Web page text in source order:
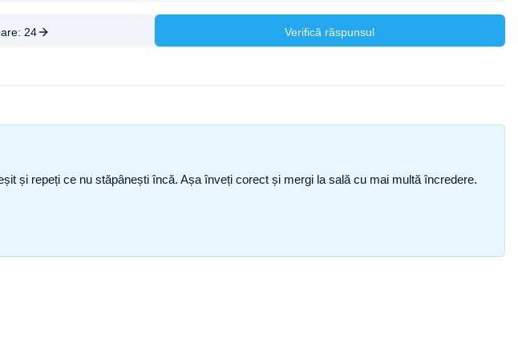
24 Verifică răspunsul
și repeți ce nu stăpânești încă. Așa înveți corect și mergi la sală cu mai multă încredere.